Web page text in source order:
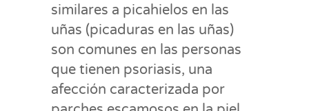
similares a picahielos en las
uñas (picaduras en las uñas)
son comunes en las personas
que tienen psoriasis, una
afección caracterizada por